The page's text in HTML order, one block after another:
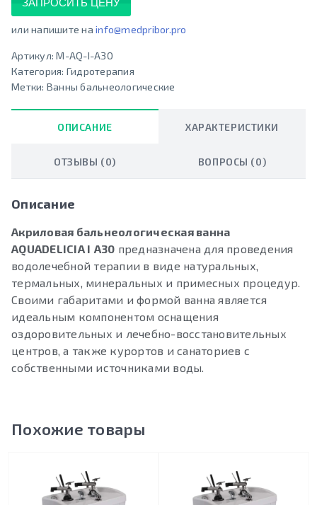
ЗАПРОСИТЬ ЦЕНУ
или напишите на info@medpribor.pro
Артикул:M-AQ-I-A30
Категория: Гидротерапия
Метки: Ванны бальнеологические
ОПИСАНИЕ ХАРАКТЕРИСТИКИ
ОТЗЫВЫ (0) ВОПРОСЫ (0)
Описание
Акриловая бальнеологическая ванна
AQUADELICIA I A30 предназначена для проведения
водолечебной терапии в виде натуральных,
термальных, минеральных и примесных процедур.
Своими габаритами и формой ванна является
идеальным компонентом оснащения
оздоровительных и лечебно-восстановительных
центров, а также курортов и санаториев с
собственными источниками воды.
Похожие товары